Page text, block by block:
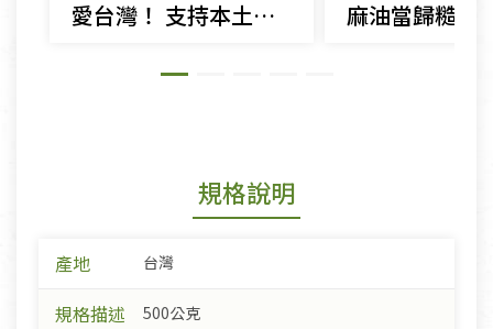
愛台灣！ 支持本土原料的產品開發 麻油當歸糙米
規格說明
產地 台灣
規格描述 500公克